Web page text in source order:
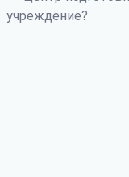
учреждение?